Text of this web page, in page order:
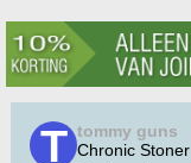
tommy guns
Chronic Stoner